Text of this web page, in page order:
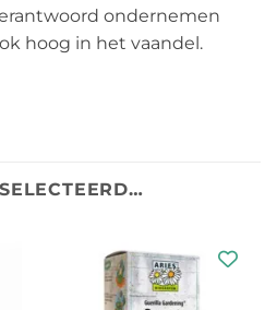
ondernemen
hoog in het vaandel.